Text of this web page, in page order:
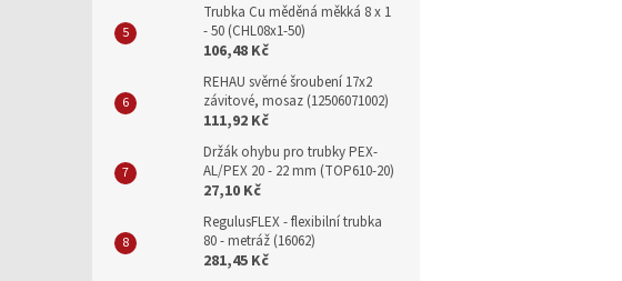
Trubka Cu měděná měkká 8 x 1
- 50 (CHL08x1-50)
106,48 Kč
REHAU svěrné šroubení 17x2
závitové, mosaz (12506071002)
111,92 Kč
Držák ohybu pro trubky PEX-
AL/PEX 20 - 22 mm (TOP610-20)
27,10 Kč
RegulusFLEX - flexibilní trubka
80 - metráž (16062)
281,45 Kč